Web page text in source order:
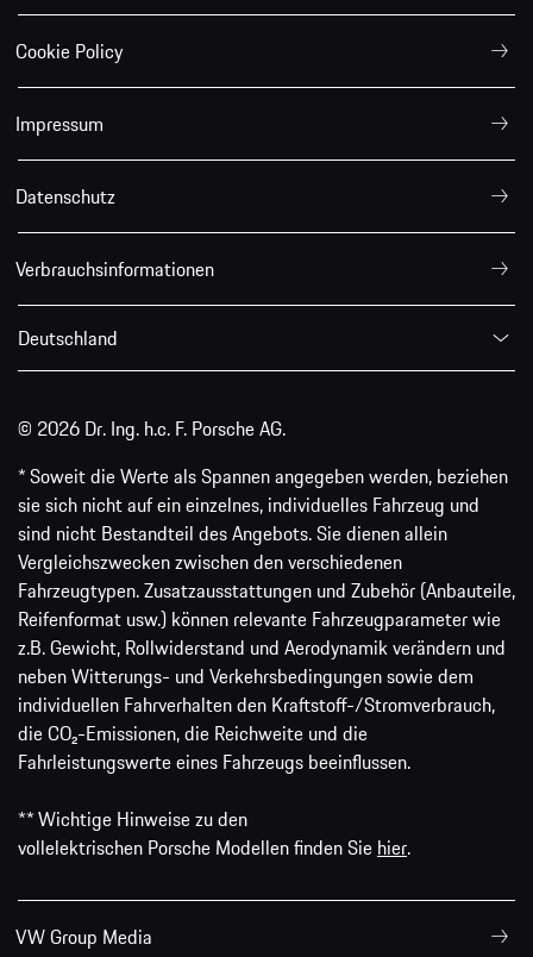
Cookie Policy
Impressum
Datenschutz
Verbrauchsinformationen
Deutschland
© 2026 Dr. Ing. h.c. F. Porsche AG.
* Soweit die Werte als Spannen angegeben werden, beziehen
sie sich nicht auf ein einzelnes, individuelles Fahrzeug und
sind nicht Bestandteil des Angebots. Sie dienen allein
Vergleichszwecken zwischen den verschiedenen
Fahrzeugtypen. Zusatzausstattungen und Zubehör (Anbauteile,
Reifenformat usw.) können relevante Fahrzeugparameter wie
z.B. Gewicht, Rollwiderstand und Aerodynamik verändern und
neben Witterungs- und Verkehrsbedingungen sowie dem
individuellen Fahrverhalten den Kraftstoff-/Stromverbrauch,
die CO₂-Emissionen, die Reichweite und die
Fahrleistungswerte eines Fahrzeugs beeinflussen.
** Wichtige Hinweise zu den
vollelektrischen Porsche Modellen finden Sie hier.
VW Group Media